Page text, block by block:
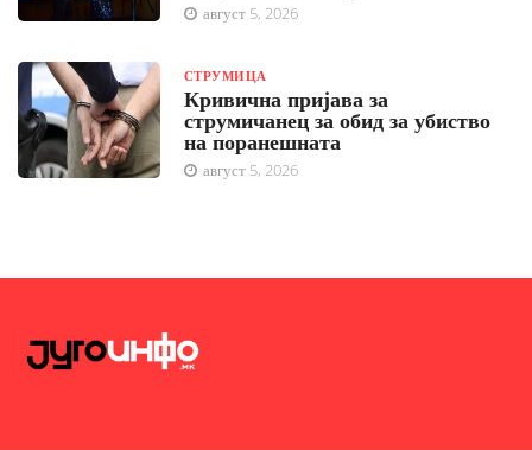
август 5, 2026
СТРУМИЦА
Кривична пријава за
струмичанец за обид за убиство
на поранешната
август 5, 2026